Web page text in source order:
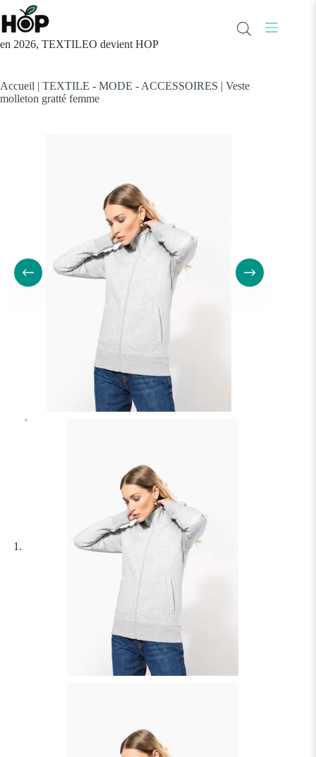
Passer
au
contenu
en 2026, TEXTILEO devient HOP
Accueil | TEXTILE - MODE - ACCESSOIRES | Veste
molleton gratté femme